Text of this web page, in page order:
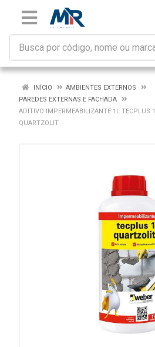
INÍCIO
AMBIENTES EXTERNOS
PAREDES EXTERNAS E FACHADA
ADITIVO IMPERMEABILIZANTE 1L TECPLUS 1
QUARTZOLIT